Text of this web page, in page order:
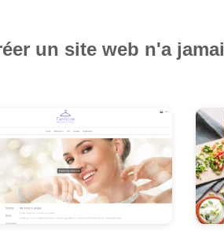
un site web n'a